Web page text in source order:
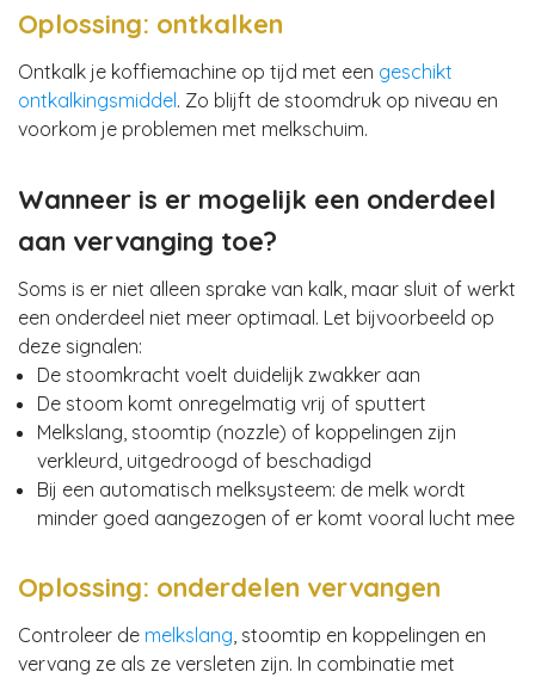
Oplossing: ontkalken
Ontkalk je koffiemachine op tijd met een geschikt
ontkalkingsmiddel. Zo blijft de stoomdruk op niveau en
voorkom je problemen met melkschuim.
Wanneer is er mogelijk een onderdeel
aan vervanging toe?
Soms is er niet alleen sprake van kalk, maar sluit of werkt
een onderdeel niet meer optimaal. Let bijvoorbeeld op
deze signalen:
De stoomkracht voelt duidelijk zwakker aan
De stoom komt onregelmatig vrij of sputtert
Melkslang, stoomtip (nozzle) of koppelingen zijn
verkleurd, uitgedroogd of beschadigd
Bij een automatisch melksysteem: de melk wordt
minder goed aangezogen of er komt vooral lucht mee
Oplossing: onderdelen vervangen
Controleer de melkslang, stoomtip en koppelingen en
vervang ze als ze versleten zijn. In combinatie met